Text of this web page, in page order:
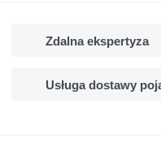
Zdalna ekspertyza
Usługa dostawy